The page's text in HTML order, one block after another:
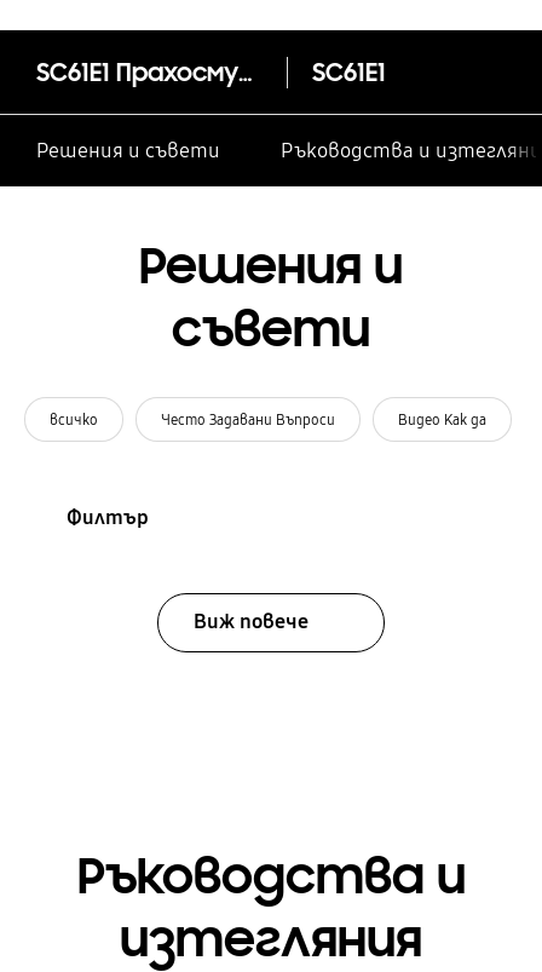
SC61E1 Прахосмукачка с контейнер с мощно всмукване, 1500 W SC61E1
Решения и съвети Ръководства и
Решения и
съвети
всичко Често Задавани Въпроси Видео Как да
Филтър
Виж повече
Ръководства и
изтегляния